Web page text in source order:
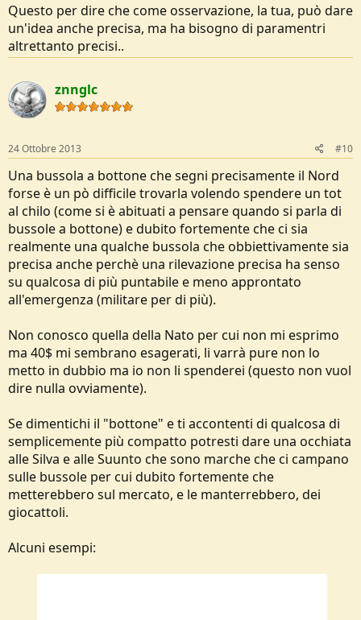
Questo per dire che come osservazione, la tua, può dare
un'idea anche precisa, ma ha bisogno di paramentri
altrettanto precisi..
znnglc
24 Ottobre 2013 #10
Una bussola a bottone che segni precisamente il Nord
forse è un pò difficile trovarla volendo spendere un tot
al chilo (come si è abituati a pensare quando si parla di
bussole a bottone) e dubito fortemente che ci sia
realmente una qualche bussola che obbiettivamente sia
precisa anche perchè una rilevazione precisa ha senso
su qualcosa di più puntabile e meno approntato
all'emergenza (militare per di più).
Non conosco quella della Nato per cui non mi esprimo
ma 40$ mi sembrano esagerati, li varrà pure non lo
metto in dubbio ma io non li spenderei (questo non vuol
dire nulla ovviamente).
Se dimentichi il "bottone" e ti accontenti di qualcosa di
semplicemente più compatto potresti dare una occhiata
alle Silva e alle Suunto che sono marche che ci campano
sulle bussole per cui dubito fortemente che
metterebbero sul mercato, e le manterrebbero, dei
giocattoli.
Alcuni esempi: